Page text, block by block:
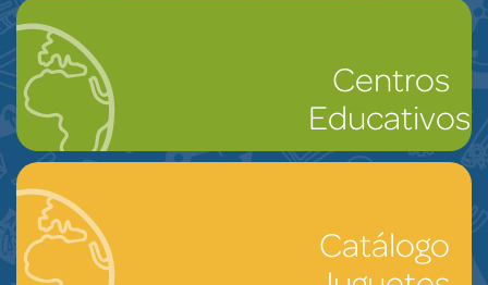
Centros
Educativos
Catálogo